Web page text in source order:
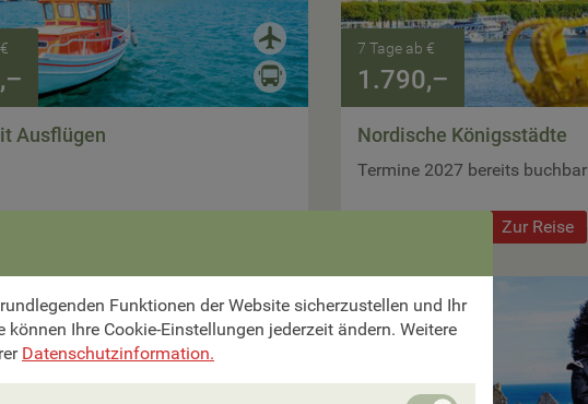
Ausflügen
7 Tage ab €
1.790,–
Nordische Königsstädte
Termine 2027 bereits buchbar
Zur Reise

Funktionen der Website sicherzustellen und Ihr
können Ihre Cookie-Einstellungen jederzeit ändern. Weitere
Datenschutzinformation.
Unbedingt